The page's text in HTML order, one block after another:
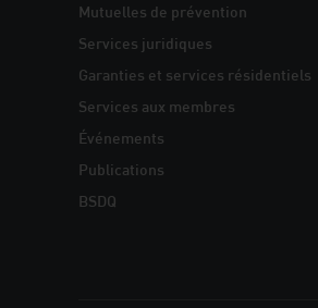
DE
PAGE
Mutuelles de prévention
Services juridiques
Garanties et services résidentiels
Services aux membres
Événements
Publications
BSDQ